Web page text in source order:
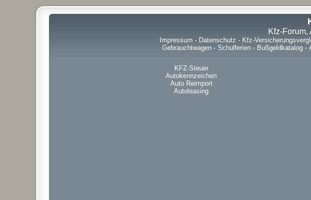
Kfz-Forum,
Impressum - Datenschutz - Kfz-
Gebrauchtwagen - Schulferien - Bußgeldkatalog -
KFZ-Steuer
Autokennzeichen
Auto Reimport
Autoleasing